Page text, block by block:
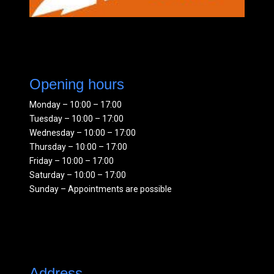
Opening hours
Monday – 10:00 – 17:00
Tuesday – 10:00 – 17:00
Wednesday – 10:00 – 17:00
Thursday – 10:00 – 17:00
Friday – 10:00 – 17:00
Saturday – 10:00 – 17:00
Sunday – Appointments are possible